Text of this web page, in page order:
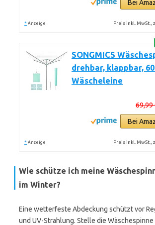
Bei
* Anzeige Preis inkl. MwSt.,
SONGMICS
drehbar, klappbar, 60
Wäscheleine
69,99
Bei
* Anzeige Preis inkl. MwSt.,
Wie schütze ich meine
im Winter?
Eine wetterfeste Abdeckung schützt vor
und UV-Strahlung. Stelle die Wäschespinne